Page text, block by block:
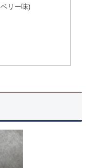
リー味)